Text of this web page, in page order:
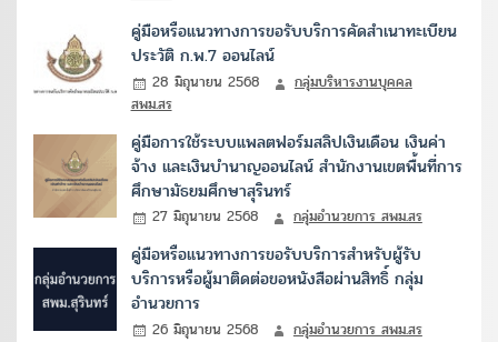
คู่มือหรือแนวทางการขอรับบริการคัดสำเนาทะเบียน
ประวัติ ก.พ.7 ออนไลน์
28 มิถุนายน 2568
กลุ่มบริหารงานบุคคล
สพม.สร
คู่มือการใช้ระบบแพลตฟอร์มสลิปเงินเดือน เงินค่า
จ้าง และเงินบำนาญออนไลน์ สำนักงานเขตพื้นที่การ
ศึกษามัธยมศึกษาสุรินทร์
27 มิถุนายน 2568 กลุ่มอำนวยการ สพม.สร
คู่มือหรือแนวทางการขอรับบริการสำหรับผู้รับ
บริการหรือผู้มาติดต่อขอหนังสือผ่านสิทธิ์ กลุ่ม
อำนวยการ
26 มิถุนายน 2568 กลุ่มอำนวยการ สพม.สร